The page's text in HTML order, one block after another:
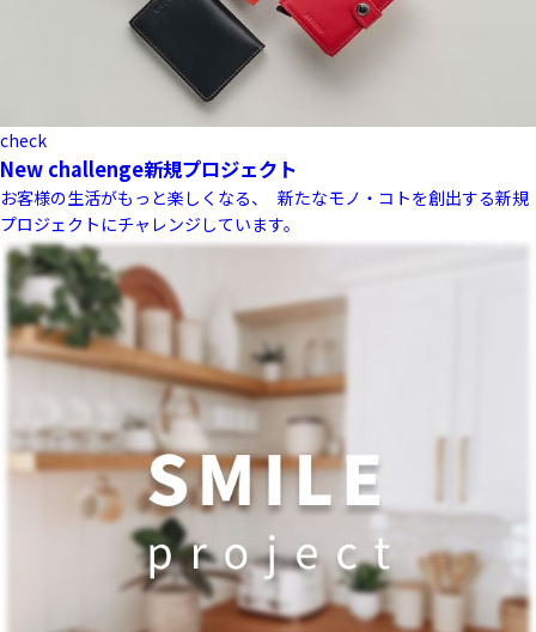
check
New challenge新規プロジェクト
お客様の生活がもっと楽しくなる、 新たなモノ・コトを創出する新規
プロジェクトにチャレンジしています。